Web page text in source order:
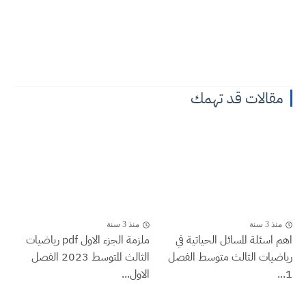
مقالات قد تهمك
منذ 3 سنة
اهم اسئلة المسائل الحياتية في
رياضيات الثالث متوسط الفصل
1...
منذ 3 سنة
ملزمة الجزء الاول pdf رياضيات
الثالث المتوسط 2023 الفصل
الاول...